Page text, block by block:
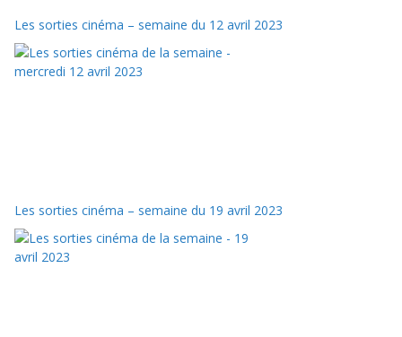
Les sorties cinéma – semaine du 12 avril 2023
Les sorties cinéma – semaine du 19 avril 2023